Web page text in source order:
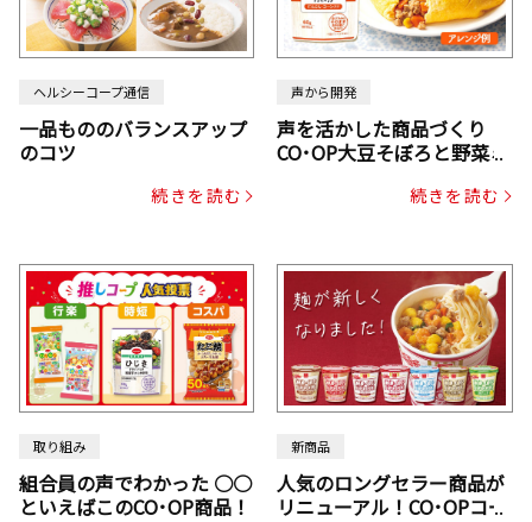
ヘルシーコープ通信
一品もののバランスアップ
のコツ
続きを読む
声から開発
声を活かした商品づくり
CO･OP大豆そぼろと野菜ミ
じん・コーン入り）続きを読む
取り組み
組合員の声でわかった ○○
といえばこのCO･OP商品！
新商品
人気のロングセラー商品が
リニューアル！CO･OPコー